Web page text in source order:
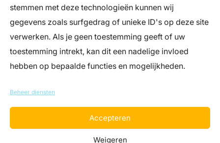
stemmen met deze technologieën kunnen wij
gegevens zoals surfgedrag of unieke ID's op deze site
verwerken. Als je geen toestemming geeft of uw
toestemming intrekt, kan dit een nadelige invloed
hebben op bepaalde functies en mogelijkheden.
Beheer diensten
Accepteren
Weigeren
info@register-aeno.nl
+31 (0)85 044 05 06 (bereikbaar op werkdagen tussen 9 en 12
uur)
Register Arbeids- en Organisatiedeskundigen
Privacyverklaring|Algemene voorwaarden